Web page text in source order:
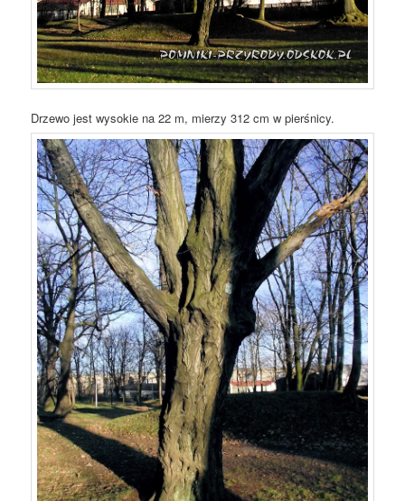
Drzewo jest wysokie na 22 m, mierzy 312 cm w pierśnicy.